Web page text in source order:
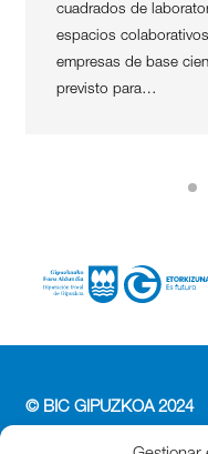
cuadrados de
espacios
empresas de base
previsto para…
© BIC GIPUZKOA 2024
PERFIL DEL